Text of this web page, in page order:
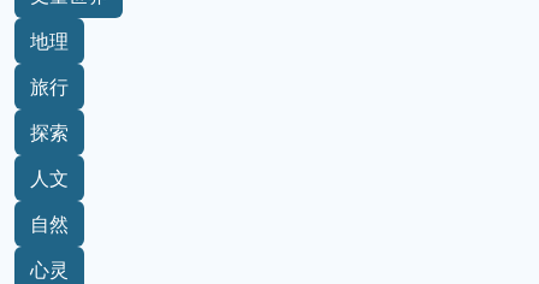
地理
旅行
探索
人文
自然
心灵